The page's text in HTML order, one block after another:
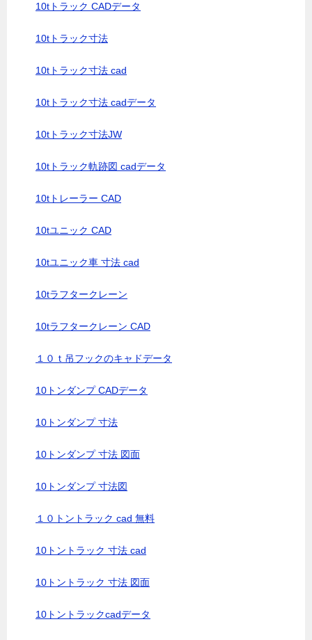
10tトラック CADデータ
10tトラック寸法
10tトラック寸法 cad
10tトラック寸法 cadデータ
10tトラック寸法JW
10tトラック軌跡図 cadデータ
10tトレーラー CAD
10tユニック CAD
10tユニック車 寸法 cad
10tラフタークレーン
10tラフタークレーン CAD
１０ｔ吊フックのキャドデータ
10トンダンプ CADデータ
10トンダンプ 寸法
10トンダンプ 寸法 図面
10トンダンプ 寸法図
１０トントラック cad 無料
10トントラック 寸法 cad
10トントラック 寸法 図面
10トントラックcadデータ